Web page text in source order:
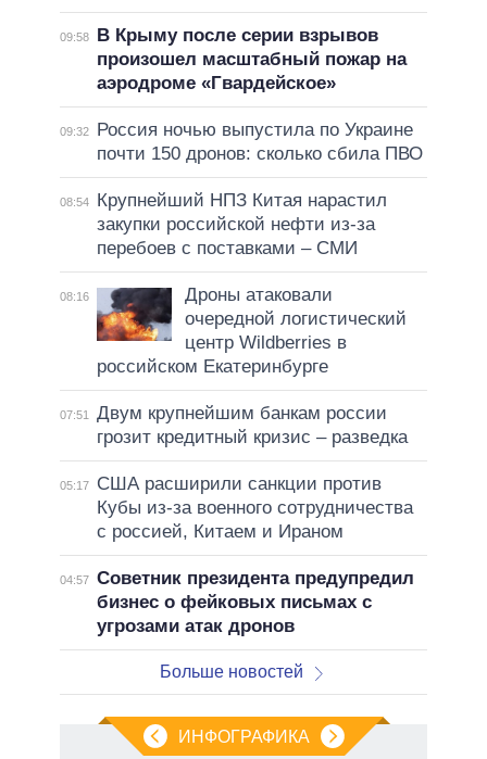
09:58
В Крыму после серии взрывов
произошел масштабный пожар на
аэродроме «Гвардейское»
09:32
Россия ночью выпустила по Украине
почти 150 дронов: сколько сбила ПВО
08:54
Крупнейший НПЗ Китая нарастил
закупки российской нефти из-за
перебоев с поставками – СМИ
08:16
Дроны атаковали
очередной логистический
центр Wildberries в
российском Екатеринбурге
07:51
Двум крупнейшим банкам россии
грозит кредитный кризис – разведка
05:17
США расширили санкции против
Кубы из-за военного сотрудничества
с россией, Китаем и Ираном
04:57 Советник президента предупредил
бизнес о фейковых письмах с
угрозами атак дронов
Больше новостей
ИНФОГРАФИКА